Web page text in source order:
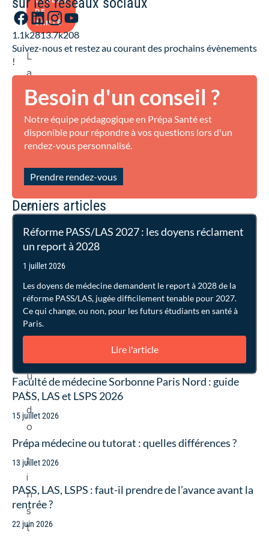
DE
SANTÉ
L
a
r
é
f
m
P
L
A
S
u
i
d
o
i
t
i
n
s
t
1.1k2813.7k208
Suivez-nous et restez au courant des prochains évènements
!
Besoin d'un conseil ?
Notre équipe pédagogique en Prépa Santé est
disponible pour répondre à vos questions lors d'un
rendez-vous personnalisé.
Prendre rendez-vous
Derniers articles
Réforme PASS/LAS 2027 : les doyens réclament
un report à 2028
1 juillet 2026
Les doyens de médecine demandent le report à 2028 de la
réforme PASS/LAS, jugée difficilement tenable pour 2027.
Ce qui change, ou non, pour les futurs étudiants en santé à
Paris.
Lire l'article
Faculté de médecine Sorbonne Paris Nord : guide
PASS, LAS et LSPS 2026
15 juillet 2026
Prépa médecine ou tutorat : quelles différences ?
13 juillet 2026
PASS, LAS, LSPS : faut-il prendre de l’avance avant la
rentrée ?
22 juin 2026